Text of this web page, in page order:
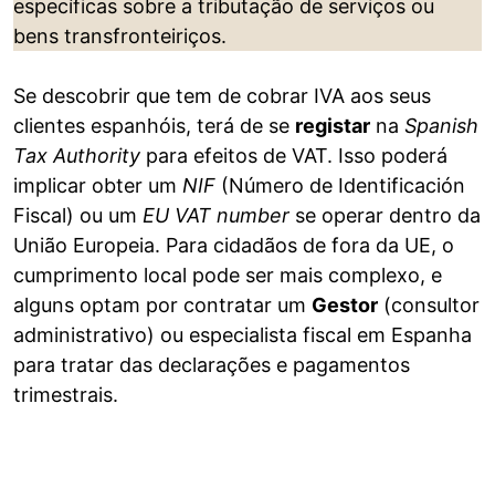
específicas sobre a tributação de serviços ou
bens transfronteiriços.
Se descobrir que tem de cobrar IVA aos seus
clientes espanhóis, terá de se registar na Spanish
Tax Authority para efeitos de VAT. Isso poderá
implicar obter um NIF (Número de Identificación
Fiscal) ou um EU VAT number se operar dentro da
União Europeia. Para cidadãos de fora da UE, o
cumprimento local pode ser mais complexo, e
alguns optam por contratar um Gestor (consultor
administrativo) ou especialista fiscal em Espanha
para tratar das declarações e pagamentos
trimestrais.